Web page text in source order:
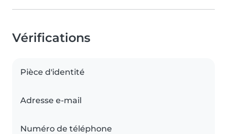
Vérifications
Pièce d'identité
Adresse e-mail
Numéro de téléphone